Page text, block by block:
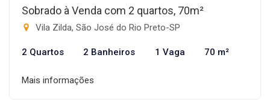
Sobrado à Venda com 2 quartos, 70m²
Vila Zilda, São José do Rio Preto-SP
2 Quartos 2 Banheiros 1 Vaga 70 m²
Mais informações